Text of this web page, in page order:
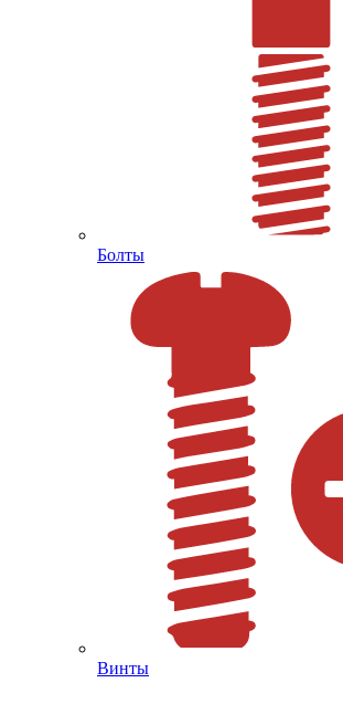
Болты
Винты